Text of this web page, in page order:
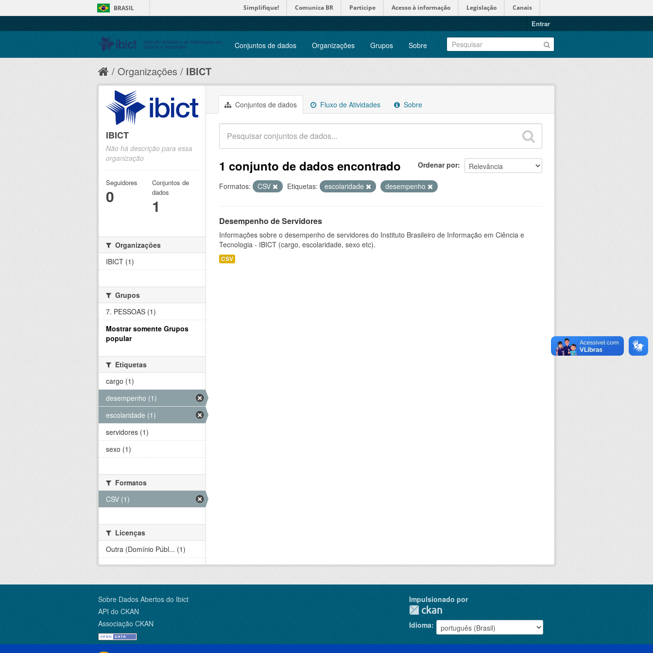
BRASIL Simplifique! Comunica BR Participe Acesso à informação Legislação Canais
Entrar
Conjuntos de dados Organizações Grupos Sobre
Organizações IBICT
Conjuntos de dados Fluxo de Atividades Sobre
Ordenar por
1 conjunto de dados encontrado
Formatos: CSV Etiquetas: escolaridade desempenho
Desempenho de Servidores
Informações sobre o desempenho de servidores do Instituto Brasileiro de Informação em Ciência e
Tecnologia - IBICT (cargo, escolaridade, sexo etc).
CSV
IBICT
Não há descrição para essa
organização
Seguidores
0
Conjuntos de
dados
1
Organizações
IBICT (1)
Grupos
7. PESSOAS (1)
Mostrar somente Grupos
popular
Etiquetas
cargo (1)
desempenho (1)
escolaridade (1)
servidores (1)
sexo (1)
Formatos
CSV (1)
Licenças
Outra (Domínio Públ... (1)
Sobre Dados Abertos do Ibict
API do CKAN
Associação CKAN
Impulsionado por
Idioma